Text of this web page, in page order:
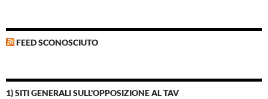
FEED SCONOSCIUTO
1) SITI GENERALI SULL'OPPOSIZIONE AL TAV